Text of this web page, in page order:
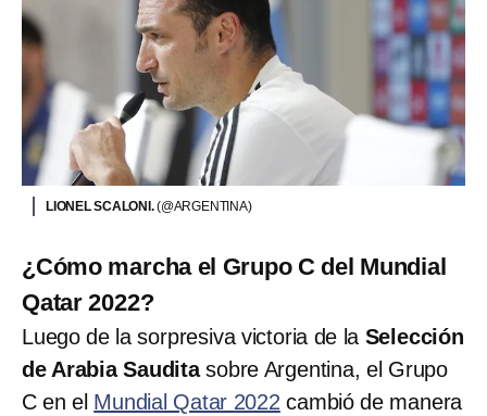
LIONEL SCALONI.(@ARGENTINA)
¿Cómo marcha el Grupo C del Mundial
Qatar 2022?
Luego de la sorpresiva victoria de la Selección
de Arabia Sauditasobre Argentina, el Grupo
C en el Mundial Qatar 2022cambió de manera